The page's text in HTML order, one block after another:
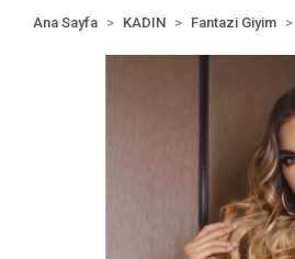
Ana Sayfa KADIN Fantazi Giyim